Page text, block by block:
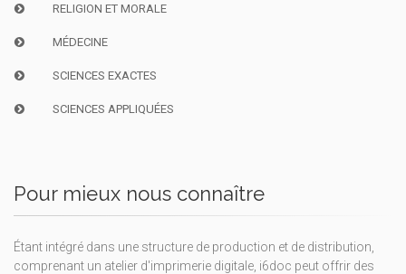
RELIGION ET MORALE
MÉDECINE
SCIENCES EXACTES
SCIENCES APPLIQUÉES
Pour mieux nous connaître
Étant intégré dans une structure de production et de distribution,
comprenant un atelier d'imprimerie digitale, i6doc peut offrir des